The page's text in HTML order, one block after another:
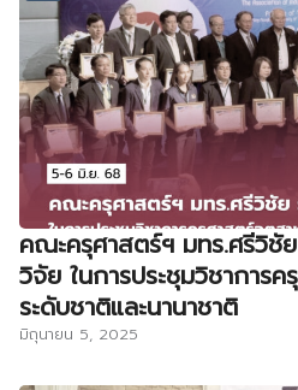
คณะครุศาสตร์ฯ มทร.ศรีวิชั
วิจัย ในการประชุมวิชาการ
ระดับชาติและนานาชาติ
มิถุนายน 5, 2025